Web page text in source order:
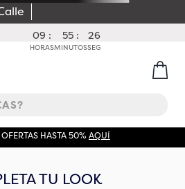
09 :
HORAS
55 :
MINUTOS
26
SEG
HASTA 50%AQUÍ
TU LOOK